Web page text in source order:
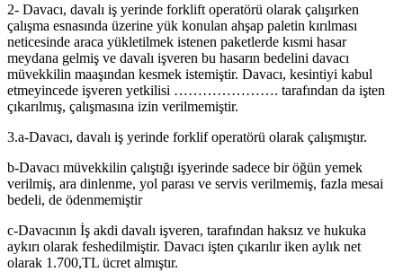
2- Davacı, davalı iş yerinde forklift operatörü olarak çalışırken
çalışma esnasında üzerine yük konulan ahşap paletin kırılması
neticesinde araca yükletilmek istenen paketlerde kısmi hasar
meydana gelmiş ve davalı işveren bu hasarın bedelini davacı
müvekkilin maaşından kesmek istemiştir. Davacı, kesintiyi kabul
etmeyincede işveren yetkilisi …………………. tarafından da işten
çıkarılmış, çalışmasına izin verilmemiştir.
3.a-Davacı, davalı iş yerinde forklif operatörü olarak çalışmıştır.
b-Davacı müvekkilin çalıştığı işyerinde sadece bir öğün yemek
verilmiş, ara dinlenme, yol parası ve servis verilmemiş, fazla mesai
bedeli, de ödenmemiştir
c-Davacının İş akdi davalı işveren, tarafından haksız ve hukuka
aykırı olarak feshedilmiştir. Davacı işten çıkarılır iken aylık net
olarak 1.700,TL ücret almıştır.